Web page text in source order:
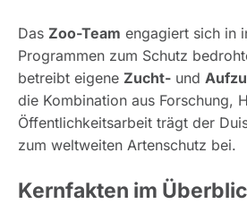
Das Zoo-Team engagiert sich in
Programmen zum Schutz
betreibt eigene Zucht- und
die Kombination aus Forschung,
Öffentlichkeitsarbeit trägt der
zum weltweiten Artenschutz bei.
Kernfakten im